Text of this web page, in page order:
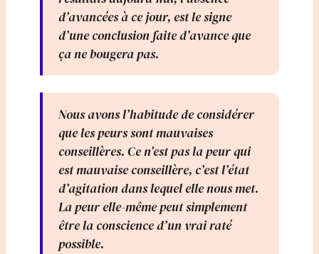
d’avancées à ce jour, est le signe
d’une conclusion faite d’avance que
ça ne bougera pas.
Nous avons l’habitude de considérer
que les peurs sont mauvaises
conseillères. Ce n’est pas la peur qui
est mauvaise conseillère, c’est l’état
d’agitation dans lequel elle nous met.
La peur elle-même peut simplement
être la conscience d’un vrai raté
possible.